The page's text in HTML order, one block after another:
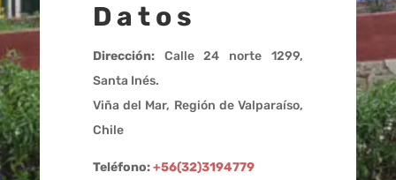
Datos
Dirección:Calle 24 norte 1299,
Santa Inés.
Viña del Mar, Región de Valparaíso,
Chile
Teléfono:+56(32)3194779